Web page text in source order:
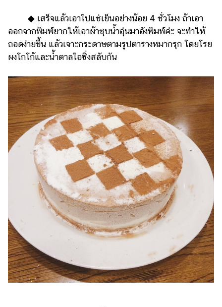
◆ เสร็จแล้วเอาไปแช่เย็นอย่างน้อย 4 ชั่วโมง ถ้าเอา
ออกจากพิมพ์ยากให้เอาผ้าชุบน้ำอุ่นมาอังพิมพ์ค่ะ จะทำให้
ถอดง่ายขึ้น แล้วเจาะกระดาษตามรูปตารางหมากรุก โดยโรย
ผงโกโก้และน้ำตาลไอซิ่งสลับกัน